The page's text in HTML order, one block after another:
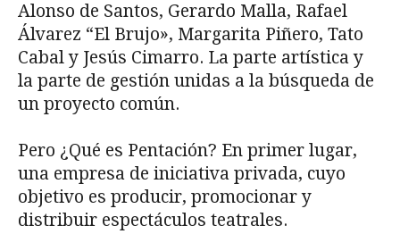
Alonso de Santos, Gerardo Malla, Rafael
Álvarez “El Brujo», Margarita Piñero, Tato
Cabal y Jesús Cimarro. La parte artística y
la parte de gestión unidas a la búsqueda de
un proyecto común.
Pero ¿Qué es Pentación? En primer lugar,
una empresa de iniciativa privada, cuyo
objetivo es producir, promocionar y
distribuir espectáculos teatrales.